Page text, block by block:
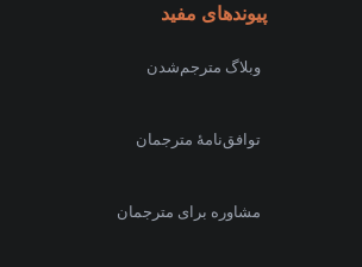
پیوندهای مفید
وبلاگ مترجم‌شدن
توافق‌نامهٔ مترجمان
مشاوره برای مترجمان